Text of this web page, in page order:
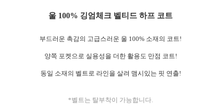
울 100% 깅엄체크 벨티드 하프 코트
부드러운 촉감의 고급스러운 울 100% 소재의 코트!
양쪽 포켓으로 실용성을 더한 활용도 만점 코트!
동일 소재의 벨트로 라인을 살려 맴시있는 핏 연출!
*벨트는 탈부착이 가능합니다.